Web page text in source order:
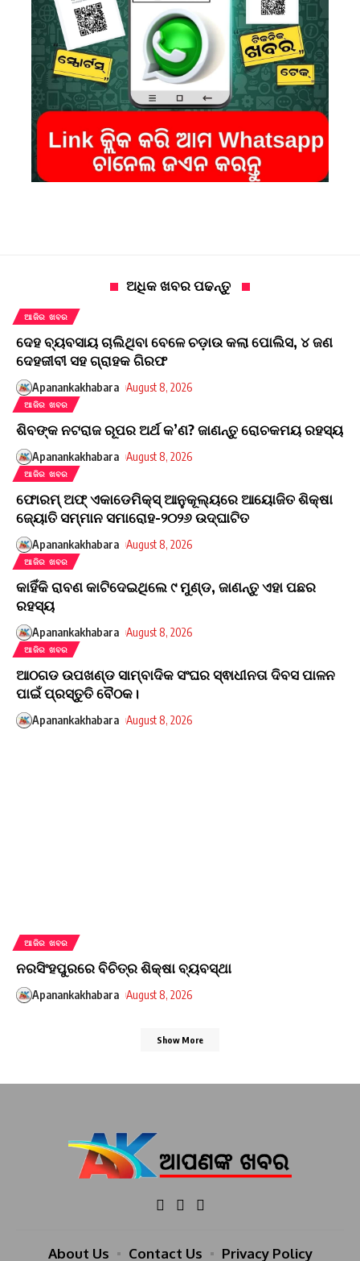
ଅଧିକ ଖବର ପଢନ୍ତୁ
ଆଜିର ଖବର
ଦେହ ବ୍ୟବସାୟ ଚାଲିଥିବା ବେଳେ ଚଡ଼ାଉ କଲା ପୋଲିସ, ୪ ଜଣ
ଦେହଜୀବୀ ସହ ଗ୍ରାହକ ଗିରଫ
Apanankakhabara August 8, 2026
ଆଜିର ଖବର
ଶିବଙ୍କ ନଟରାଜ ରୂପର ଅର୍ଥ କ’ଣ? ଜାଣନ୍ତୁ ରୋଚକମୟ ରହସ୍ୟ
Apanankakhabara August 8, 2026
ଆଜିର ଖବର
ଫୋରମ୍ ଅଫ୍ ଏକାଡେମିକ୍ସ୍ ଆନୁକୂଲ୍ୟରେ ଆୟୋଜିତ ଶିକ୍ଷା
ଜ୍ୟୋତି ସମ୍ମାନ ସମାରୋହ-୨୦୨୬ ଉଦ୍ଘାଟିତ
Apanankakhabara August 8, 2026
ଆଜିର ଖବର
କାହିଁକି ରାବଣ କାଟିଦେଇଥିଲେ ୯ ମୁଣ୍ଡ, ଜାଣନ୍ତୁ ଏହା ପଛର
ରହସ୍ୟ
Apanankakhabara August 8, 2026
ଆଜିର ଖବର
ଆଠଗଡ ଉପଖଣ୍ଡ ସାମ୍ବାଦିକ ସଂଘର ସ୍ଵାଧୀନତା ଦିବସ ପାଳନ
ପାଇଁ ପ୍ରସ୍ତୁତି ବୈଠକ।
Apanankakhabara August 8, 2026
ଆଜିର ଖବର
ନରସିଂହପୁରରେ ବିଚିତ୍ର ଶିକ୍ଷା ବ୍ୟବସ୍ଥା
Apanankakhabara August 8, 2026
Show More
About Us Contact Us Privacy Policy